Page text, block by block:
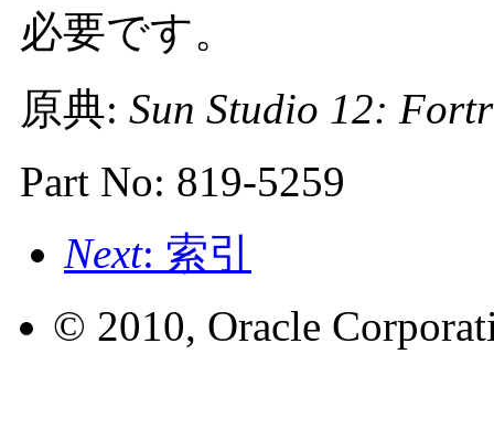
必要です。
原典: Sun Studio 12:
Part No: 819-5259
Next: 索引
© 2010, Oracle